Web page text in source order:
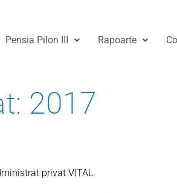
Pensia Pilon III Rapoarte
2017
privat VITAL.